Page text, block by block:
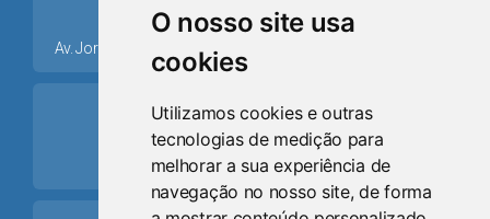
O nosso site usa
cookies
Utilizamos cookies e outras
tecnologias de medição para
melhorar a sua experiência de
navegação no nosso site, de forma
place
Av. Jorge Dariva, 1211, Centro CEP: 95520.000 - Osório/RS
ring_volume
Telefone
(51) 9 8024-0884